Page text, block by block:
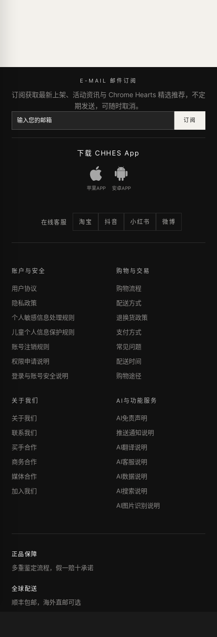
E-MAIL 邮件订阅
订阅获取最新上架、活动资讯与 Chrome Hearts 精选推荐，不定
期发送，可随时取消。
订阅
下载 CHHES App
苹果APP 安卓APP
在线客服 淘宝 抖音 小红书 微博
账户与安全
用户协议
隐私政策
个人敏感信息处理规则
儿童个人信息保护规则
账号注销规则
权限申请说明
登录与账号安全说明
购物与交易
购物流程
配送方式
退换货政策
支付方式
常见问题
配送时间
购物途径
关于我们
关于我们
联系我们
买手合作
商务合作
媒体合作
加入我们
AI与功能服务
AI免责声明
推送通知说明
AI翻译说明
AI客服说明
AI数据说明
AI搜索说明
AI图片识别说明
正品保障
多重鉴定流程，假一赔十承诺
全球配送
顺丰包邮，海外直邮可选